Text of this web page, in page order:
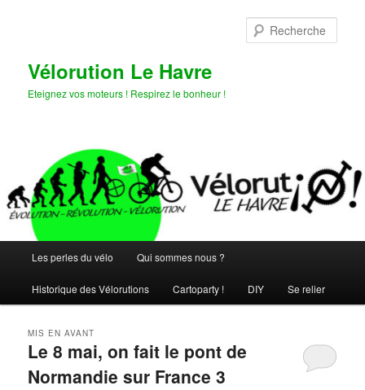
Vélorution Le Havre
Eteignez vos moteurs ! Respirez le bonheur !
principal
Les perles du vélo Qui sommes nous ?
Historique des Vélorutions Cartoparty ! DIY Se relier
Le 8 mai, on fait le pont de
Normandie sur France 3
MIS EN AVANT